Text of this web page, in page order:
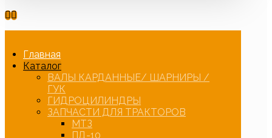
Главная
Каталог
ВАЛЫ КАРДАННЫЕ/ ШАРНИРЫ /
ГУК
ГИДРОЦИЛИНДРЫ
ЗАПЧАСТИ ДЛЯ ТРАКТОРОВ
МТЗ
ПД-10